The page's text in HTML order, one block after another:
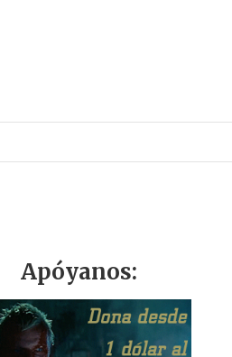
Apóyanos: